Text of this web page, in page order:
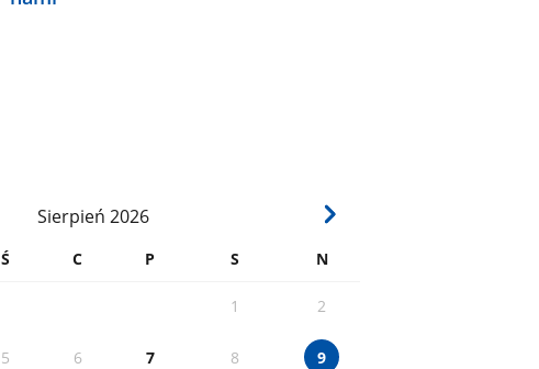
Sierpień 2026
Ś C P S N
1 2
5 6 7 8 9